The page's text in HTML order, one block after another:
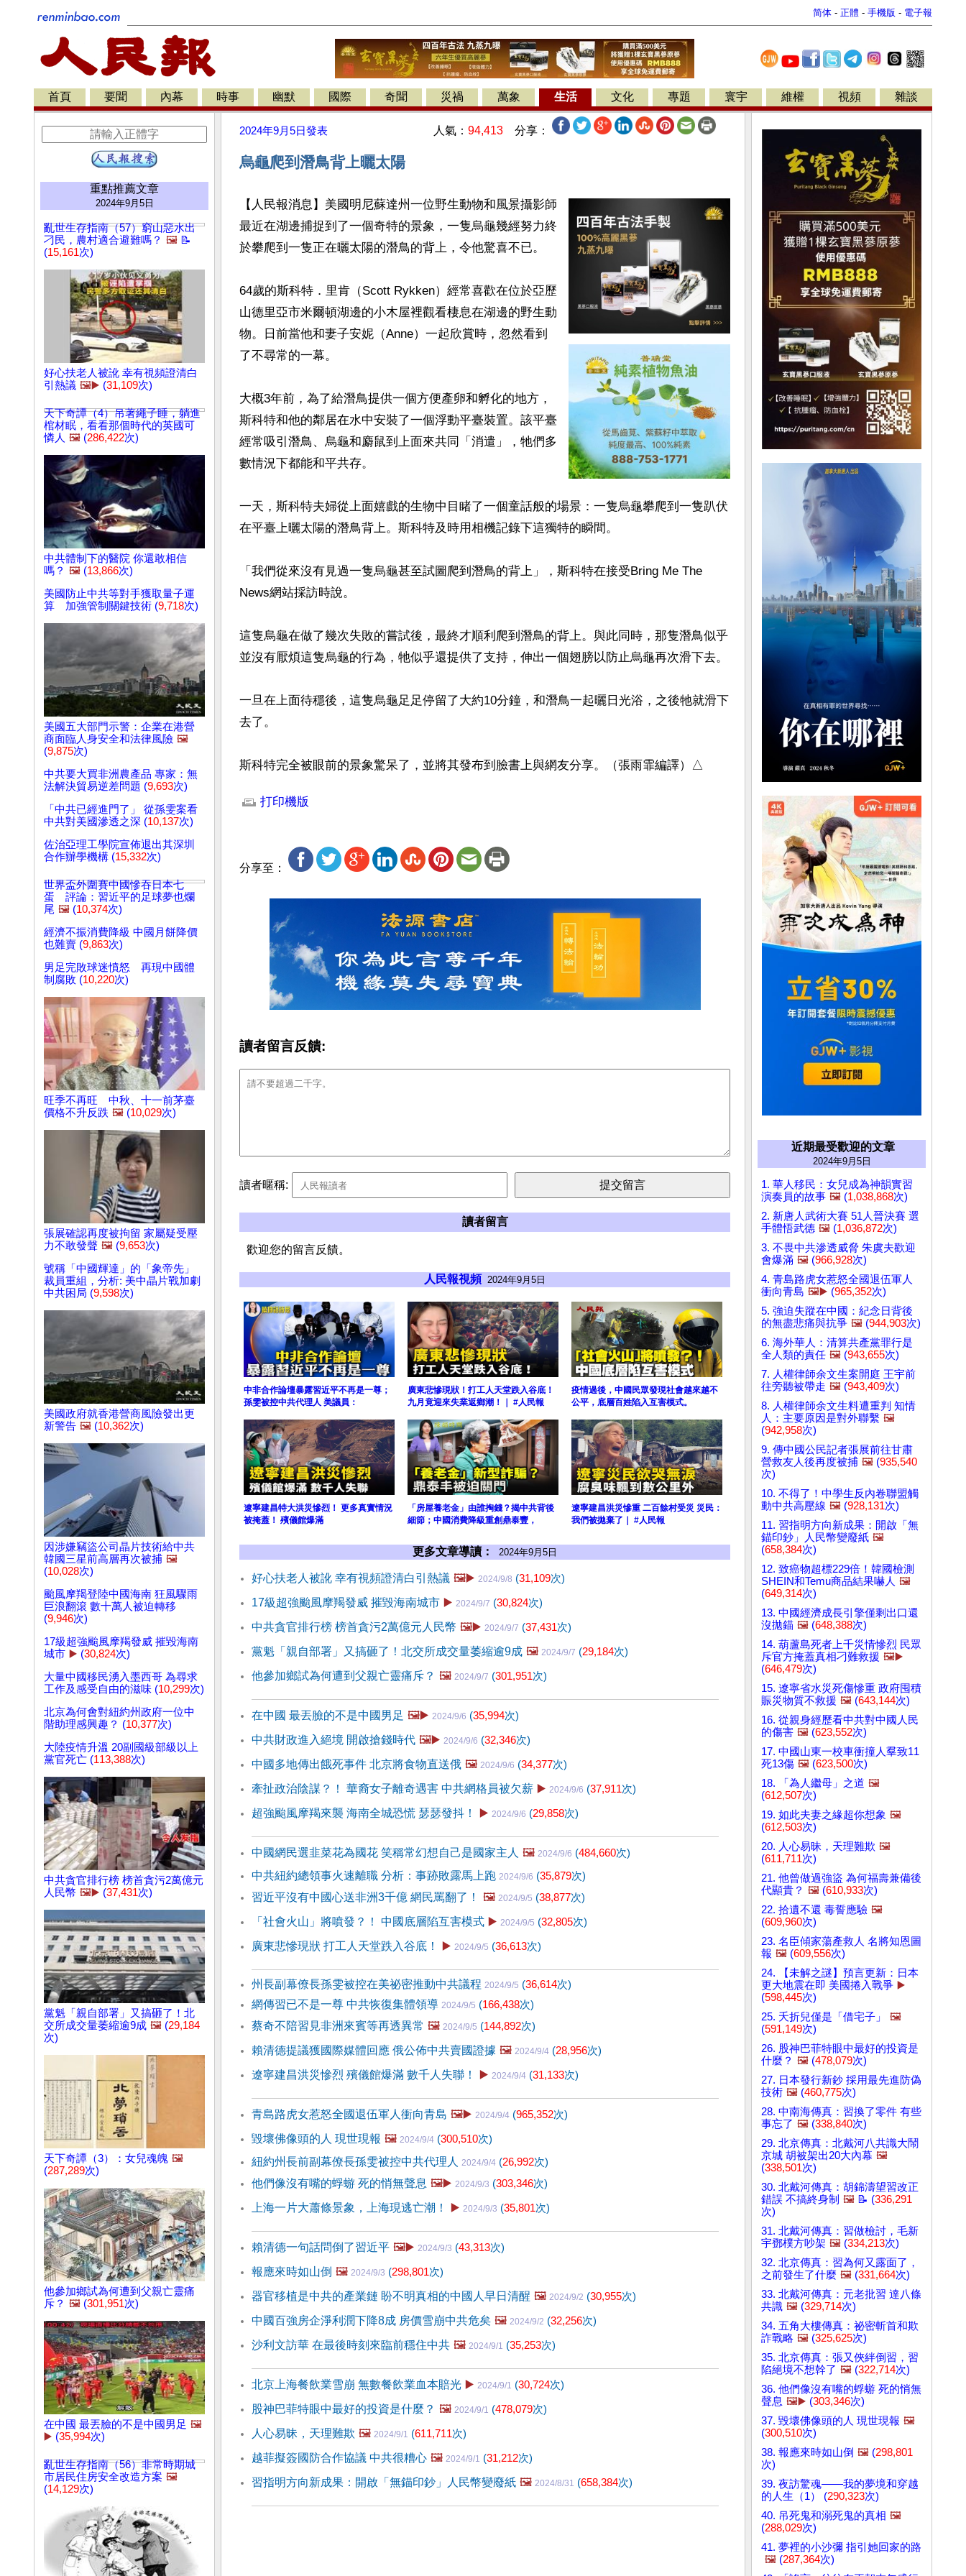
简体 - 正體 - 手機版 - 電子報
首頁 要聞 內幕 時事 幽默 國際 奇聞 災禍 萬象 生活 文化 專題 寰宇 維權 視頻 雜談
重點推薦文章
2024年9月5日
亂世生存指南（57）窮山惡水出
刁民，農村適合避難嗎？ 🖼️ 📝
(15,161次)
好心扶老人被訛 幸有視頻證清白
引熱議 🖼️▶️ (31,109次)
天下奇譚（4）吊著繩子睡，躺進
棺材眠，看看那個時代的英國可
憐人 🖼️ (286,422次)
中共體制下的醫院 你還敢相信
嗎？ 🖼️ (13,866次)
美國防止中共等對手獲取量子運
算 加強管制關鍵技術 (9,718次)
美國五大部門示警：企業在港營
商面臨人身安全和法律風險 🖼️
(9,875次)
中共要大買非洲農產品 專家：無
法解決貿易逆差問題 (9,693次)
「中共已經進門了」 從孫雯案看
中共對美國滲透之深 (10,137次)
佐治亞理工學院宣佈退出其深圳
合作辦學機構 (15,332次)
世界盃外圍賽中國慘吞日本七
蛋 評論：習近平的足球夢也爛
尾 🖼️ (10,374次)
經濟不振消費降級 中國月餅降價
也難賣 (9,863次)
男足完敗球迷憤怒 再現中國體
制腐敗 (10,220次)
旺季不再旺 中秋、十一前茅臺
價格不升反跌 🖼️ (10,029次)
張展確認再度被拘留 家屬疑受壓
力不敢發聲 🖼️ (9,653次)
號稱「中國輝達」的「象帝先」
裁員重組，分析: 美中晶片戰加劇
中共困局 (9,598次)
美國政府就香港營商風險發出更
新警告 🖼️ (10,362次)
因涉嫌竊盜公司晶片技術給中共
韓國三星前高層再次被捕 🖼️
(10,028次)
颱風摩羯登陸中國海南 狂風驟雨
巨浪翻滾 數十萬人被迫轉移
(9,946次)
17級超強颱風摩羯發威 摧毀海南
城市 ▶️ (30,824次)
大量中國移民湧入墨西哥 為尋求
工作及感受自由的滋味 (10,299次)
北京為何會對紐約州政府一位中
階助理感興趣？ (10,377次)
大陸疫情升溫 20副國級部級以上
黨官死亡 (113,388次)
中共貪官排行榜 榜首貪污2萬億元
人民幣 🖼️▶️ (37,431次)
黨魁「親自部署」又搞砸了！北
交所成交量萎縮逾9成 🖼️ (29,184
次)
天下奇譚（3）：女兒魂魄 🖼️
(287,289次)
他參加鄉試為何遭到父親亡靈痛
斥？ 🖼️ (301,951次)
在中國 最丟臉的不是中國男足 🖼️
▶️ (35,994次)
亂世生存指南（56）非常時期城
市居民住房安全改造方案 🖼️
(14,129次)
2024年9月5日發表 人氣： 94,413 分享：
烏龜爬到潛鳥背上曬太陽
【人民報消息】美國明尼蘇達州一位野生動物和風景攝影師
最近在湖邊捕捉到了一個奇特的景象，一隻烏龜幾經努力終
於攀爬到一隻正在曬太陽的潛鳥的背上，令他驚喜不已。
64歲的斯科特．里肯（Scott Rykken）經常喜歡在位於亞歷
山德里亞市米爾頓湖邊的小木屋裡觀看棲息在湖邊的野生動
物。日前當他和妻子安妮（Anne）一起欣賞時，忽然看到
了不尋常的一幕。
大概3年前，為了給潛鳥提供一個方便產卵和孵化的地方，
斯科特和他的鄰居在水中安裝了一個浮動平臺裝置。該平臺
經常吸引潛鳥、烏龜和麝鼠到上面來共同「消遣」，牠們多
數情況下都能和平共存。
一天，斯科特夫婦從上面嬉戲的生物中目睹了一個童話般的場景：一隻烏龜攀爬到一隻趴伏
在平臺上曬太陽的潛鳥背上。斯科特及時用相機記錄下這獨特的瞬間。
「我們從來沒有見過一隻烏龜甚至試圖爬到潛鳥的背上」，斯科特在接受Bring Me The
News網站採訪時說。
這隻烏龜在做了幾次失敗的嘗試後，最終才順利爬到潛鳥的背上。與此同時，那隻潛鳥似乎
並沒有厭煩這隻烏龜的行為，牠似乎還提供了支持，伸出一個翅膀以防止烏龜再次滑下去。
一旦在上面待穩後，這隻烏龜足足停留了大約10分鐘，和潛鳥一起曬日光浴，之後牠就滑下
去了。
斯科特完全被眼前的景象驚呆了，並將其發布到臉書上與網友分享。（張雨霏編譯）△
打印機版
分享至：
讀者留言反饋:
讀者暱稱:
讀者留言
歡迎您的留言反饋。
人民報視頻 2024年9月5日
中非合作論壇暴露習近平不再是一尊；
孫雯被控中共代理人 美議員：
廣東悲慘現狀！打工人天堂跌入谷底！
九月竟迎來失業返鄉潮！｜ #人民報
疫情過後，中國民眾發現社會越來越不
公平，底層百姓陷入互害模式。
遼寧建昌特大洪災慘烈！ 更多真實情況
被掩蓋！ 殯儀館爆滿
「房屋養老金」由誰掏錢？揭中共背後
細節；中國消費降級重創鼎泰豐，
遼寧建昌洪災慘重 二百餘村受災 災民：
我們被拋棄了｜ #人民報
更多文章導讀： 2024年9月5日
好心扶老人被訛 幸有視頻證清白引熱議 🖼️▶️ 2024/9/8 (31,109次)
17級超強颱風摩羯發威 摧毀海南城市 ▶️ 2024/9/7 (30,824次)
中共貪官排行榜 榜首貪污2萬億元人民幣 🖼️▶️ 2024/9/7 (37,431次)
黨魁「親自部署」又搞砸了！北交所成交量萎縮逾9成 🖼️ 2024/9/7 (29,184次)
他參加鄉試為何遭到父親亡靈痛斥？ 🖼️ 2024/9/7 (301,951次)
在中國 最丟臉的不是中國男足 🖼️▶️ 2024/9/6 (35,994次)
中共財政進入絕境 開啟搶錢時代 🖼️▶️ 2024/9/6 (32,346次)
中國多地傳出餓死事件 北京將食物直送俄 🖼️ 2024/9/6 (34,377次)
牽扯政治陰謀？！ 華裔女子離奇遇害 中共網格員被欠薪 ▶️ 2024/9/6 (37,911次)
超強颱風摩羯來襲 海南全城恐慌 瑟瑟發抖！
▶️ 2024/9/6 (29,858次)
中國網民選韭菜花為國花 笑稱常幻想自己是國家主人 🖼️ 2024/9/6 (484,660次)
中共紐約總領事火速離職 分析：事跡敗露馬上跑 2024/9/6 (35,879次)
習近平沒有中國心送非洲3千億 網民罵翻了！
🖼️ 2024/9/5 (38,877次)
「社會火山」將噴發？！ 中國底層陷互害模式 ▶️ 2024/9/5 (32,805次)
廣東悲慘現狀 打工人天堂跌入谷底！
▶️ 2024/9/5 (36,613次)
州長副幕僚長孫雯被控在美祕密推動中共議程 2024/9/5 (36,614次)
網傳習已不是一尊 中共恢復集體領導 2024/9/5 (166,438次)
蔡奇不陪習見非洲來賓等再透異常 🖼️ 2024/9/5 (144,892次)
賴清德提議獲國際媒體回應 俄公佈中共賣國證據 🖼️ 2024/9/4 (28,956次)
遼寧建昌洪災慘烈 殯儀館爆滿 數千人失聯！
▶️ 2024/9/4 (31,133次)
青島路虎女惹怒全國退伍軍人衝向青島 🖼️▶️ 2024/9/4 (965,352次)
毀壞佛像頭的人 現世現報 🖼️ 2024/9/4 (300,510次)
紐約州長前副幕僚長孫雯被控中共代理人 2024/9/4 (26,992次)
他們像沒有嘴的蜉蝣 死的悄無聲息 🖼️▶️ 2024/9/3 (303,346次)
上海一片大蕭條景象，上海現逃亡潮！
▶️ 2024/9/3 (35,801次)
賴清德一句話問倒了習近平 🖼️▶️ 2024/9/3 (43,313次)
報應來時如山倒 🖼️ 2024/9/3 (298,801次)
器官移植是中共的產業鏈 盼不明真相的中國人早日清醒 🖼️ 2024/9/2 (30,955次)
中國百強房企淨利潤下降8成 房價雪崩中共危矣 🖼️ 2024/9/2 (32,256次)
沙利文訪華 在最後時刻來臨前穩住中共 🖼️ 2024/9/1 (35,253次)
北京上海餐飲業雪崩 無數餐飲業血本賠光 ▶️ 2024/9/1 (30,724次)
股神巴菲特眼中最好的投資是什麼？ 🖼️ 2024/9/1 (478,079次)
人心易昧，天理難欺 🖼️ 2024/9/1 (611,711次)
越菲擬簽國防合作協議 中共很糟心 🖼️ 2024/9/1 (31,212次)
習指明方向新成果：開啟「無錨印鈔」人民幣變廢紙 🖼️ 2024/8/31 (658,384次)
近期最受歡迎的文章
2024年9月5日
1. 華人移民：女兒成為神韻實習
演奏員的故事 🖼️ (1,038,868次)
2. 新唐人武術大賽 51人晉決賽 選
手體悟武德 🖼️ (1,036,872次)
3. 不畏中共滲透威脅 朱虞夫歡迎
會爆滿 🖼️ (966,928次)
4. 青島路虎女惹怒全國退伍軍人
衝向青島 🖼️▶️ (965,352次)
5. 強迫失蹤在中國：紀念日背後
的無盡悲痛與抗爭 🖼️ (944,903次)
6. 海外華人：清算共產黨罪行是
全人類的責任 🖼️ (943,655次)
7. 人權律師余文生案開庭 王宇前
往旁聽被帶走 🖼️ (943,409次)
8. 人權律師余文生料遭重判 知情
人：主要原因是對外聯繫 🖼️
(942,958次)
9. 傳中國公民記者張展前往甘肅
營救友人後再度被捕 🖼️ (935,540
次)
10. 不得了！中學生反內卷聯盟觸
動中共高壓線 🖼️ (928,131次)
11. 習指明方向新成果：開啟「無
錨印鈔」人民幣變廢紙 🖼️
(658,384次)
12. 致癌物超標229倍！韓國檢測
SHEIN和Temu商品結果嚇人 🖼️
(649,314次)
13. 中國經濟成長引擎僅剩出口還
沒拋錨 🖼️ (648,388次)
14. 葫蘆島死者上千災情慘烈 民眾
斥官方掩蓋真相刁難救援 🖼️▶️
(646,479次)
15. 遼寧省水災死傷慘重 政府囤積
賑災物質不救援 🖼️ (643,144次)
16. 從親身經歷看中共對中國人民
的傷害 🖼️ (623,552次)
17. 中國山東一校車衝撞人羣致11
死13傷 🖼️ (623,500次)
18. 「為人繼母」之道 🖼️
(612,507次)
19. 如此夫妻之緣超你想象 🖼️
(612,503次)
20. 人心易昧，天理難欺 🖼️
(611,711次)
21. 他曾做過強盜 為何福壽兼備後
代顯貴？ 🖼️ (610,933次)
22. 拾遺不還 毒誓應驗 🖼️
(609,960次)
23. 名臣傾家蕩產救人 名將知恩圖
報 🖼️ (609,556次)
24. 【未解之謎】預言更新：日本
更大地震在即 美國捲入戰爭 ▶️
(598,445次)
25. 夭折兒僅是「借宅子」
🖼️
(591,149次)
26. 股神巴菲特眼中最好的投資是
什麼？ 🖼️ (478,079次)
27. 日本發行新鈔 採用最先進防偽
技術 🖼️ (460,775次)
28. 中南海傳真：習換了零件 有些
事忘了 🖼️ (338,840次)
29. 北京傳真：北戴河八共識大鬧
京城 胡被架出20大內幕 🖼️
(338,501次)
30. 北戴河傳真：胡錦濤望習改正
錯誤 不搞終身制 🖼️ 📝 (336,291
次)
31. 北戴河傳真：習做檢討，毛新
宇鄧樸方吵架 🖼️ (334,213次)
32. 北京傳真：習為何又露面了，
之前發生了什麼 🖼️ (331,664次)
33. 北戴河傳真：元老批習 達八條
共識 🖼️ (329,714次)
34. 五角大樓傳真：祕密斬首和欺
詐戰略 🖼️ (325,625次)
35. 北京傳真：張又俠絆倒習，習
陷絕境不想幹了 🖼️ (322,714次)
36. 他們像沒有嘴的蜉蝣 死的悄無
聲息 🖼️▶️ (303,346次)
37. 毀壞佛像頭的人 現世現報 🖼️
(300,510次)
38. 報應來時如山倒 🖼️ (298,801
次)
39. 夜訪驚魂——我的夢境和穿越
的人生（1） (290,323次)
40. 吊死鬼和溺死鬼的真相 🖼️
(288,029次)
41. 夢裡的小沙彌 指引她回家的路
🖼️ (287,364次)